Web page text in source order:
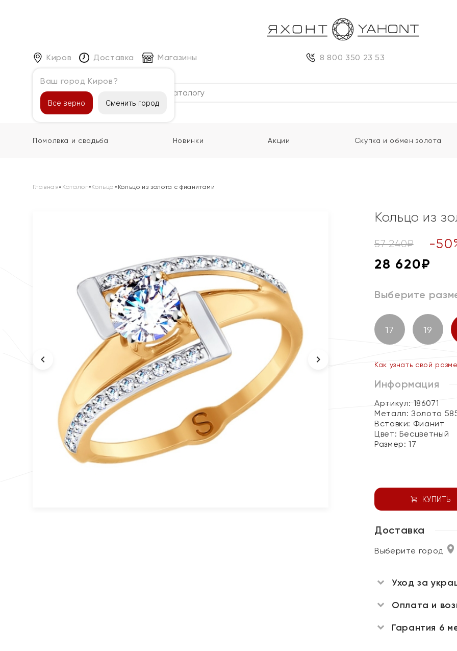
Киров
Ваш город Киров?
Все верно Сменить город
Доставка Магазины 8 800 350 23 53
Каталог
Помолвка и свадьба Новинки Акции Скупка и обмен золота
Главная» Каталог»Кольца » Кольцо из золота с фианитами
Кольцо из
57 240₽ -50
28 620₽
Выберите
17 19
Как узнать свой
Информация
Артикул: 186071
Металл:Золото
Вставки: Фианит
Цвет: Бесцветный
Размер:17
КУПИТЬ
Доставка
Выберите город
Уход за
Оплата и
Гарантия 6